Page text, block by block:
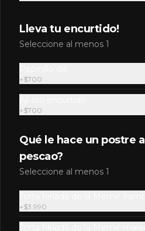
Gorra celeste Egoísta
Gorra negra Gato
Lleva tu encurtido!
Seleccione al menos 1
+$700
+$700
Qué le hace un postre al
pescao?
Seleccione al menos 1
+$3.990